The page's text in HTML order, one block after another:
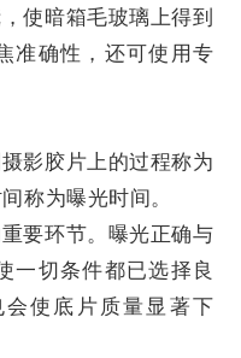
使暗箱毛玻璃上得到
准确性，还可使用专
影胶片上的过程称为
称为曝光时间。
要环节。曝光正确与
一切条件都已选择良
使底片质量显著下